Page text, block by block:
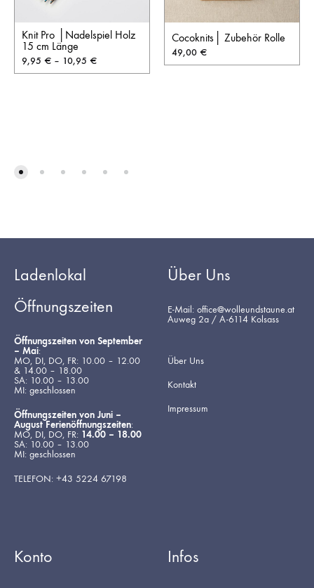
Knit Pro │Nadelspiel Holz
15 cm Länge
9,95 € – 10,95 €
Cocoknits│ Zubehör Rolle
49,00 €
Ladenlokal
Öffnungszeiten
Öffnungszeiten von September
– Mai:
MO, DI, DO, FR: 10.00 – 12.00
& 14.00 – 18.00
SA: 10.00 – 13.00
MI: geschlossen
Öffnungszeiten von Juni –
August Ferienöffnungszeiten:
MO, DI, DO, FR: 14.00 – 18.00
SA: 10.00 – 13.00
MI: geschlossen
TELEFON: +43 5224 67198
Über Uns
E-Mail: office@wolleundstaune.at
Auweg 2a / A-6114 Kolsass
Über Uns
Kontakt
Impressum
Konto Infos